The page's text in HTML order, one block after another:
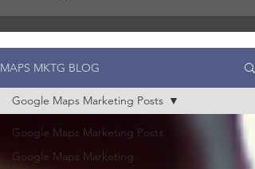
MAPS MKTG BLOG
Google Maps Marketing Posts
Google Maps Marketing
Google Maps Marketing Posts